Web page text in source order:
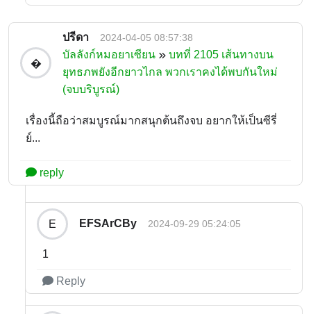
�
ปรีดา 2024-04-05 08:57:38
บัลลังก์หมอยาเซียน
บทที่ 2105 เส้นทางบน
ยุทธภพยังอีกยาวไกล พวกเราคงได้พบกันใหม่
(จบบริบูรณ์)
เรื่องนี้ถือว่าสมบูรณ์มากสนุกต้นถึงจบ อยากให้เป็นซีรี่
ย์...
reply
E EFSArCBy 2024-09-29 05:24:05
1
Reply